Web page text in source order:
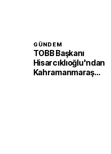
GÜNDEM
TOBB Başkanı
Hisarcıklıoğlu'ndan
Kahramanmaraş